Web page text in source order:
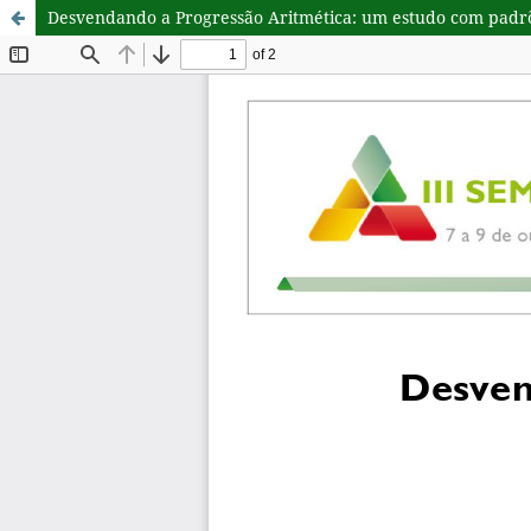
Desvendando a Progressão Aritmética: um estudo com